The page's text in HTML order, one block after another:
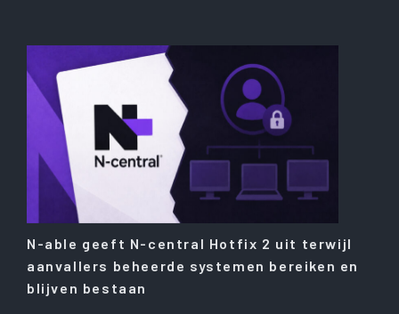
N-able geeft N-central Hotfix 2 uit terwijl
aanvallers beheerde systemen bereiken en
blijven bestaan